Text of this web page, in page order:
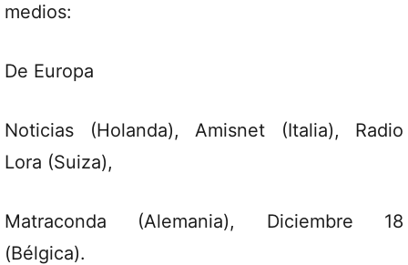
medios:
De Europa
Noticias (Holanda), Amisnet (Italia), Radio
Lora (Suiza),
Matraconda (Alemania), Diciembre 18
(Bélgica).